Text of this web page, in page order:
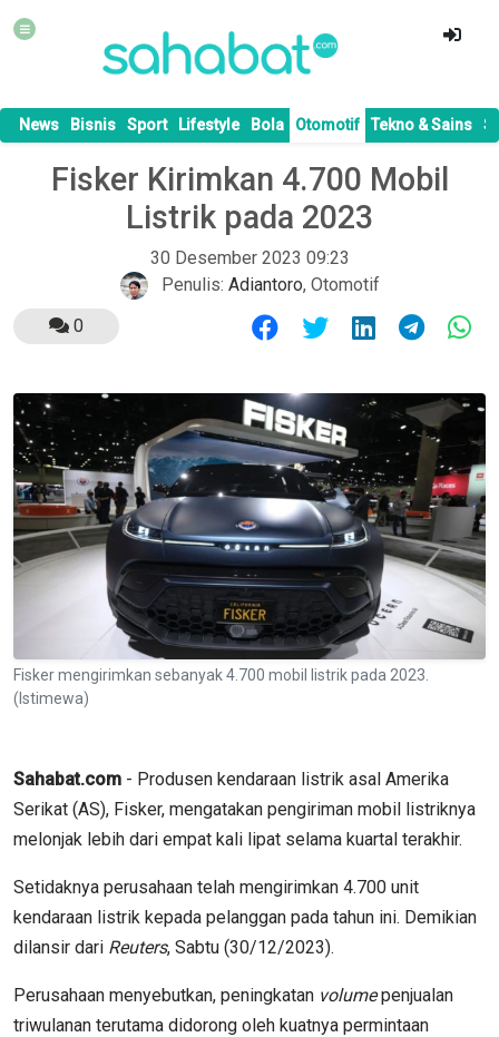
News Bisnis Sport Lifestyle Bola Otomotif Tekno & Sains
Fisker Kirimkan 4.700 Mobil
Listrik pada 2023
30 Desember 2023 09:23
Penulis: Adiantoro, Otomotif
0
Fisker mengirimkan sebanyak 4.700 mobil listrik pada 2023.
(Istimewa)
Sahabat.com - Produsen kendaraan listrik asal Amerika
Serikat (AS), Fisker, mengatakan pengiriman mobil listriknya
melonjak lebih dari empat kali lipat selama kuartal terakhir.
Setidaknya perusahaan telah mengirimkan 4.700 unit
kendaraan listrik kepada pelanggan pada tahun ini. Demikian
dilansir dari Reuters, Sabtu (30/12/2023).
Perusahaan menyebutkan, peningkatan volumepenjualan
triwulanan terutama didorong oleh kuatnya permintaan